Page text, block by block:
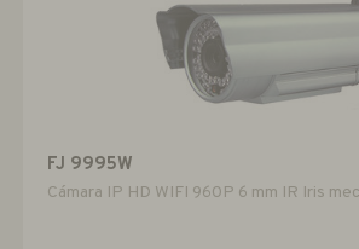
FJ 9995W
Cámara IP HD WIFI 960P 6 mm IR Iris